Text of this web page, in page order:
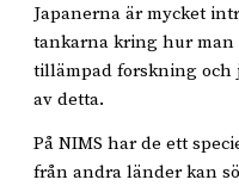
Japanerna är mycket
tankarna kring hur
tillämpad forskning och
av detta.
På NIMS har de ett
från andra länder kan